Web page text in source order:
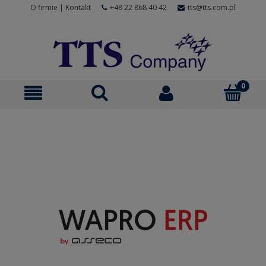
O firmie | Kontakt +48 22 868 40 42 tts@tts.com.pl